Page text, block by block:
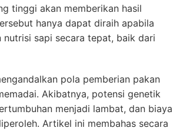
tinggi akan memberikan hasil
hanya dapat diraih apabila
sapi secara tepat, baik dari
pola pemberian pakan
Akibatnya, potensi genetik
menjadi lambat, dan biaya
Artikel ini membahas secara